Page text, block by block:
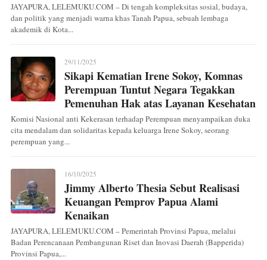
JAYAPURA, LELEMUKU.COM – Di tengah kompleksitas sosial, budaya,
dan politik yang menjadi warna khas Tanah Papua, sebuah lembaga
akademik di Kota...
29/11/2025
Sikapi Kematian Irene Sokoy, Komnas
Perempuan Tuntut Negara Tegakkan
Pemenuhan Hak atas Layanan Kesehatan
Komisi Nasional anti Kekerasan terhadap Perempuan menyampaikan duka
cita mendalam dan solidaritas kepada keluarga Irene Sokoy, seorang
perempuan yang...
16/10/2025
Jimmy Alberto Thesia Sebut Realisasi
Keuangan Pemprov Papua Alami
Kenaikan
JAYAPURA, LELEMUKU.COM – Pemerintah Provinsi Papua, melalui
Badan Perencanaan Pembangunan Riset dan Inovasi Daerah (Bapperida)
Provinsi Papua,...